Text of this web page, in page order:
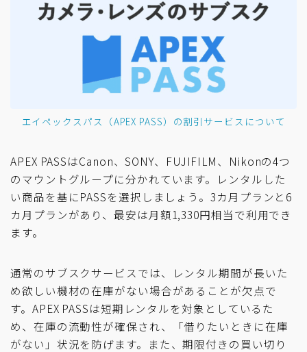
エイペックスパス（APEX PASS）の割引サービスについて
APEX PASSはCanon、SONY、FUJIFILM、Nikonの4つ
のマウントグループに分かれています。レンタルした
い商品を基にPASSを選択しましょう。3カ月プランと6
カ月プランがあり、最安は月額1,330円相当で利用でき
ます。
通常のサブスクサービスでは、レンタル期間が長いた
め欲しい機材の在庫がない場合があることが欠点で
す。APEX PASSは短期レンタルを対象としているた
め、在庫の流動性が確保され、「借りたいときに在庫
がない」状況を防げます。また、期限付きの買い切り